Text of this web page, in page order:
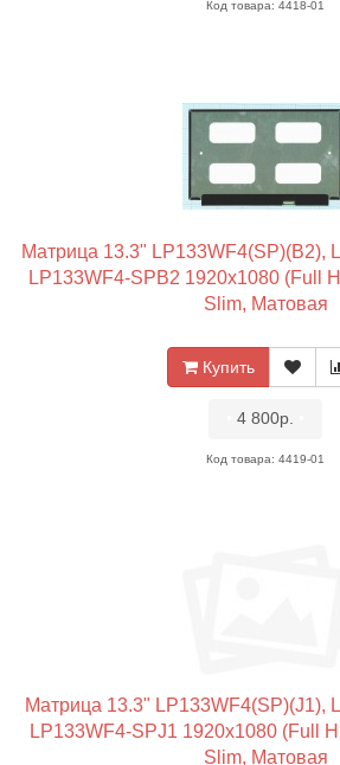
Код товара: 4418-01
Матрица 13.3" LP133WF4(SP)(B2),
LP133WF4-SPB2 1920x1080 (Full
Slim, Матовая
Купить
4 800р.
Код товара: 4419-01
Матрица 13.3" LP133WF4(SP)(J1),
LP133WF4-SPJ1 1920x1080 (Full
Slim, Матовая